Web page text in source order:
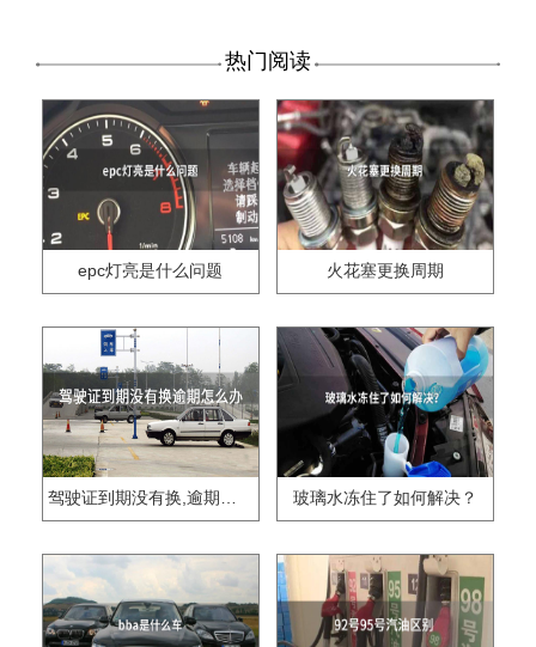
热门阅读
epc灯亮是什么问题 火花塞更换周期
驾驶证到期没有换,逾期怎么办?? 玻璃水冻住了如何解决？